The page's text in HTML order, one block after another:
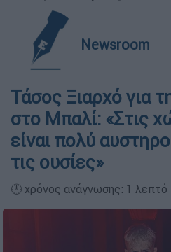
Newsroom
Τάσος Ξιαρχό για
στο Μπαλί: «Στις
είναι πολύ
τις ουσίες»
🕛 χρόνος ανάγνωσης: 1